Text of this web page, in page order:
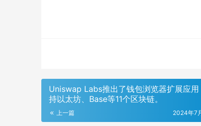
Uniswap Labs推出了钱包浏览器扩展应用
持以太坊、Base等11个区块链。
上一篇 2024年7